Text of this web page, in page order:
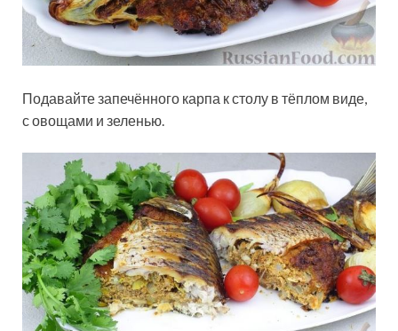
Подавайте запечённого карпа к столу в тёплом виде,
с овощами и зеленью.